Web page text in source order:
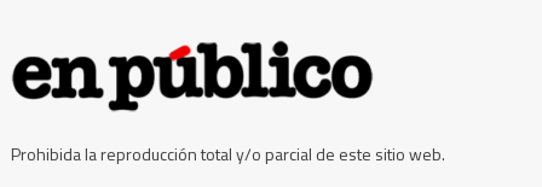
Prohibida la reproducción total y/o parcial de este sitio web.